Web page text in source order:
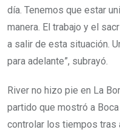
día. Tenemos que estar
manera. El trabajo y el
a salir de esta situación.
para adelante”, subrayó.
River no hizo pie en La
partido que mostró a
controlar los tiempos tras